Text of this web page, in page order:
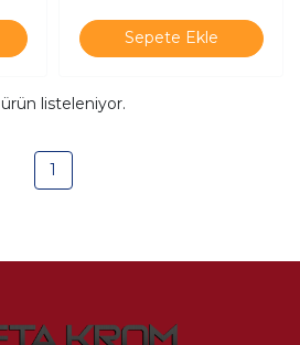
Sepete Ekle
ürün listeleniyor.
1